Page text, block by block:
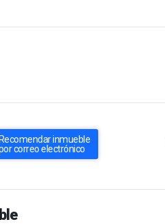
Recomendar inmueble
correo electrónico